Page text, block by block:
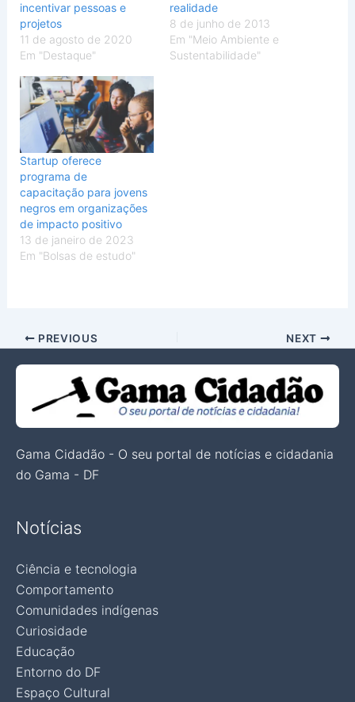
incentivar pessoas e
projetos
11 de agosto de 2020
Em "Destaque"
realidade
8 de junho de 2013
Em "Meio Ambiente e
Sustentabilidade"
Startup oferece
programa de
capacitação para jovens
negros em organizações
de impacto positivo
13 de janeiro de 2023
Em "Bolsas de estudo"
PREVIOUS NEXT
Gama Cidadão - O seu portal de notícias e cidadania
do Gama - DF
Notícias
Ciência e tecnologia
Comportamento
Comunidades indígenas
Curiosidade
Educação
Entorno do DF
Espaço Cultural